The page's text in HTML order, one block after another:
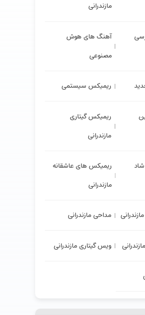
مازندرانی
آهنگ های هوش
مصنوعی
ریمیکس سیستمی
ریمیکس گیتاری
مازندرانی
ریمیکس های عاشقانه
مازندرانی
مداحی مازندرانی
ویس گیتاری مازندرانی